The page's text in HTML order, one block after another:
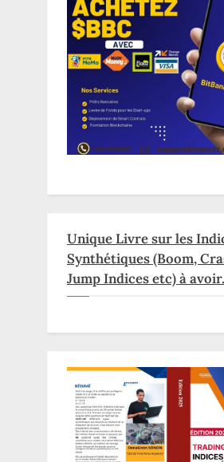
Unique Livre sur les
Synthétiques (Boom,
Jump Indices etc) à